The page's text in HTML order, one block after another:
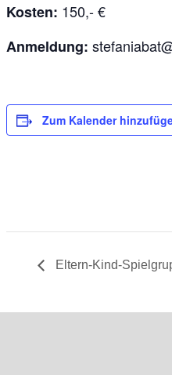
Kosten: 150,- €
Anmeldung:
Zum Kalender
Eltern-Kind-